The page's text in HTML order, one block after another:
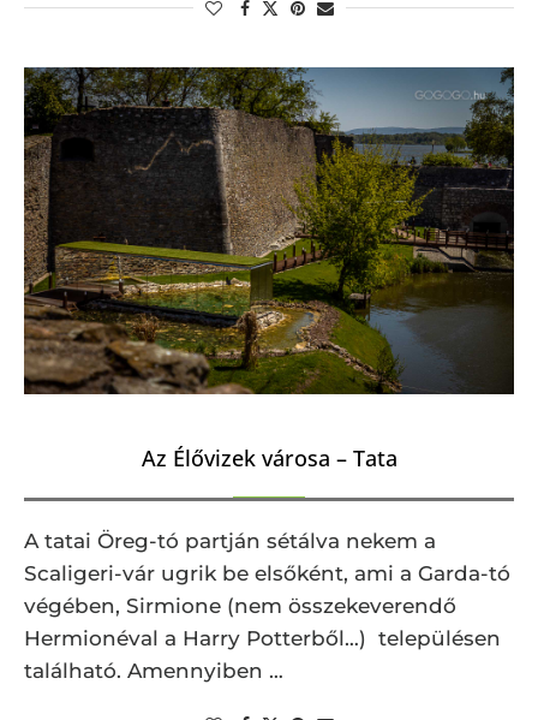
Az Élővizek városa – Tata
A tatai Öreg-tó partján sétálva nekem a
Scaligeri-vár ugrik be elsőként, ami a Garda-tó
végében, Sirmione (nem összekeverendő
Hermionéval a Harry Potterből…) településen
található. Amennyiben …